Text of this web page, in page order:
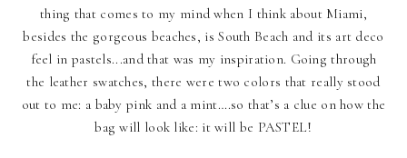
thing that comes to my mind when I think about Miami,
besides the gorgeous beaches, is South Beach and its art deco
feel in pastels...and that was my inspiration. Going through
the leather swatches, there were two colors that really stood
out to me: a baby pink and a mint….so that’s a clue on how the
bag will look like: it will be PASTEL!